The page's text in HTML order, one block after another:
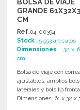
BOLSA DE VIAJE
GRANDE
CM
Ref.04-00394
Stock : 5 553 artículos
Dimensiones : 32 x
cm
Bolsa de viaje con
ajustables, amplios
laterales y bolsillo
Dimensiones: 61 x 32 x